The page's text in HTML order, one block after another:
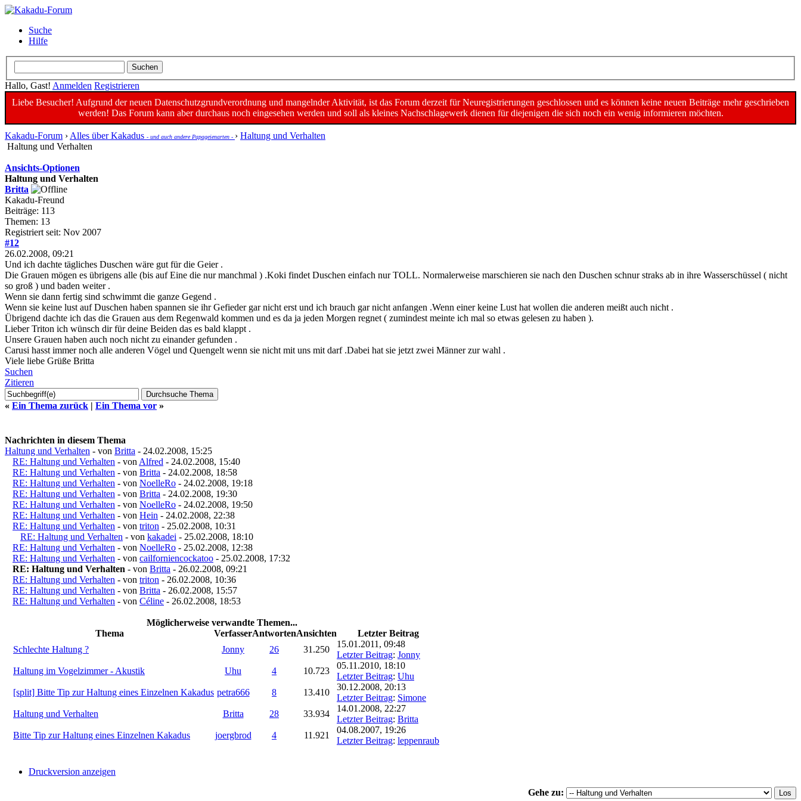
Suche
Hilfe
Hallo, Gast! Anmelden Registrieren
Liebe Besucher! Aufgrund der neuen Datenschutzgrundverordnung und mangelnder Aktivität, ist das Forum derzeit für Neuregistrierungen geschlossen und es können keine neuen Beiträge mehr geschrieben
werden! Das Forum kann aber durchaus noch eingesehen werden und soll als kleines Nachschlagewerk dienen für diejenigen die sich noch ein wenig informieren möchten.
Kakadu-Forum › Alles über Kakadus - und auch andere Papageienarten - › Haltung und Verhalten
Haltung und Verhalten
Ansichts-Optionen
Haltung und Verhalten
Britta
Kakadu-Freund
Beiträge: 113
Themen: 13
Registriert seit: Nov 2007
#12
26.02.2008, 09:21
Und ich dachte tägliches Duschen wäre gut für die Geier .
Die Grauen mögen es übrigens alle (bis auf Eine die nur manchmal ) .Koki findet Duschen einfach nur TOLL. Normalerweise marschieren sie nach den Duschen schnur straks ab in ihre Wasserschüssel ( nicht
so groß ) und baden weiter .
Wenn sie dann fertig sind schwimmt die ganze Gegend .
Wenn sie keine lust auf Duschen haben spannen sie ihr Gefieder gar nicht erst und ich brauch gar nicht anfangen .Wenn einer keine Lust hat wollen die anderen meißt auch nicht .
Übrigend dachte ich das die Grauen aus dem Regenwald kommen und es da ja jeden Morgen regnet ( zumindest meinte ich mal so etwas gelesen zu haben ).
Lieber Triton ich wünsch dir für deine Beiden das es bald klappt .
Unsere Grauen haben auch noch nicht zu einander gefunden .
Carusi hasst immer noch alle anderen Vögel und Quengelt wenn sie nicht mit uns mit darf .Dabei hat sie jetzt zwei Männer zur wahl .
Viele liebe Grüße Britta
Suchen
Zitieren
« Ein Thema zurück | Ein Thema vor »
Nachrichten in diesem Thema
Haltung und Verhalten - von Britta - 24.02.2008, 15:25
RE: Haltung und Verhalten - von Alfred - 24.02.2008, 15:40
RE: Haltung und Verhalten - von Britta - 24.02.2008, 18:58
RE: Haltung und Verhalten - von NoelleRo - 24.02.2008, 19:18
RE: Haltung und Verhalten - von Britta - 24.02.2008, 19:30
RE: Haltung und Verhalten - von NoelleRo - 24.02.2008, 19:50
RE: Haltung und Verhalten - von Hein - 24.02.2008, 22:38
RE: Haltung und Verhalten - von triton - 25.02.2008, 10:31
RE: Haltung und Verhalten - von kakadei - 25.02.2008, 18:10
RE: Haltung und Verhalten - von NoelleRo - 25.02.2008, 12:38
RE: Haltung und Verhalten - von cailforniencockatoo - 25.02.2008, 17:32
RE: Haltung und Verhalten - von Britta - 26.02.2008, 09:21
RE: Haltung und Verhalten - von triton - 26.02.2008, 10:36
RE: Haltung und Verhalten - von Britta - 26.02.2008, 15:57
RE: Haltung und Verhalten - von Céline - 26.02.2008, 18:53
Möglicherweise verwandte Themen...
Thema
VerfasserAntwortenAnsichten
Letzter Beitrag
Schlechte Haltung ?
Jonny 26 31.250
15.01.2011, 09:48
Letzter Beitrag: Jonny
Haltung im Vogelzimmer - Akustik
Uhu 4 10.723
05.11.2010, 18:10
Letzter Beitrag: Uhu
[split] Bitte Tip zur Haltung eines Einzelnen Kakadus petra666 8 13.410
30.12.2008, 20:13
Letzter Beitrag: Simone
Haltung und Verhalten
Britta 28 33.934
14.01.2008, 22:27
Letzter Beitrag: Britta
Bitte Tip zur Haltung eines Einzelnen Kakadus
joergbrod 4 11.921
04.08.2007, 19:26
Letzter Beitrag: leppenraub
Druckversion anzeigen
Gehe zu: